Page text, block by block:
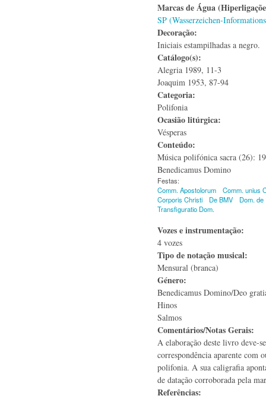
Marcas de Água
SP (Wasserzeichen-
Decoração:
Iniciais estampilhadas a negro.
Catálogo(s):
Alegria 1989, 11-3
Joaquim 1953, 87-94
Categoria:
Polifonia
Ocasião litúrgica:
Vésperas
Conteúdo:
Música polifónica sacra (26):
Benedicamus Domino
Festas:
Comm. Apostolorum
Comm. unius
Corporis Christi
De BMV
Dom.
Transfiguratio Dom.
Vozes e instrumentação:
4 vozes
Tipo de notação musical:
Mensural (branca)
Género:
Benedicamus Domino/Deo
Hinos
Salmos
Comentários/Notas Gerais:
A elaboração deste livro deve-
correspondência aparente com
polifonia. A sua caligrafia
de datação corroborada pela
Referências: